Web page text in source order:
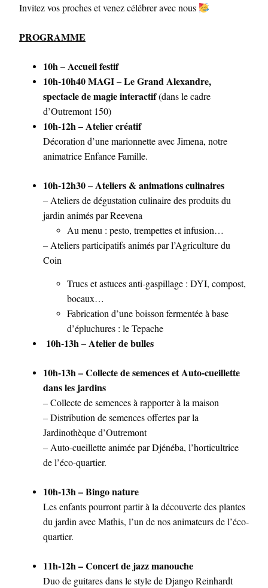
Invitez vos proches et venez célébrer avec nous
PROGRAMME
10h – Accueil festif
10h-10h40 MAGI – Le Grand Alexandre,
spectacle de magie interactif(dans le cadre
d’Outremont 150)
10h-12h – Atelier créatif
Décoration d’une marionnette avec Jimena, notre
animatrice Enfance Famille.
10h-12h30 – Ateliers & animations culinaires
– Ateliers de dégustation culinaire des produits du
jardin animés par Reevena
Au menu : pesto, trempettes et infusion…
– Ateliers participatifs animés par l’Agriculture du
Coin
Trucs et astuces anti-gaspillage : DYI, compost,
bocaux…
Fabrication d’une boisson fermentée à base
d’épluchures : le Tepache
10h-13h – Atelier de bulles
10h-13h – Collecte de semences et Auto-cueillette
dans les jardins
– Collecte de semences à rapporter à la maison
– Distribution de semences offertes par la
Jardinothèque d’Outremont
– Auto-cueillette animée par Djénéba, l’horticultrice
de l’éco-quartier.
10h-13h – Bingo nature
Les enfants pourront partir à la découverte des plantes
du jardin avec Mathis, l’un de nos animateurs de l’éco-
quartier.
11h-12h – Concert de jazz manouche
Duo de guitares dans le style de Django Reinhardt